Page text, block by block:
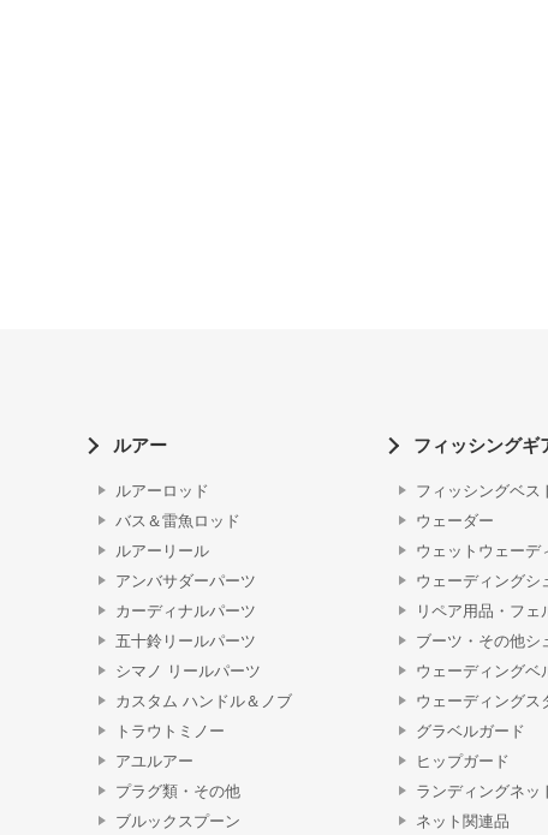
ルアー
ルアーロッド
バス＆雷魚ロッド
ルアーリール
アンバサダーパーツ
カーディナルパーツ
五十鈴リールパーツ
シマノ リールパーツ
カスタム ハンドル＆ノブ
トラウトミノー
アユルアー
プラグ類・その他
ブルックスプーン
フィッシングギ
フィッシングベス
ウェーダー
ウェットウェーデ
ウェーディングシ
リペア用品・フェ
ブーツ・その他シ
ウェーディングベ
ウェーディングス
グラベルガード
ヒップガード
ランディングネッ
ネット関連品